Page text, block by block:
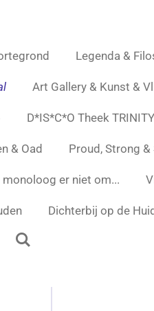
Legenda &
Art Gallery & Kunst &
D*IS*C*O Theek
& Oad Proud, Strong
monoloog er niet om...
Dichterbij op de